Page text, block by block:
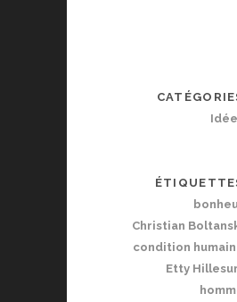
Christian
condition
Etty